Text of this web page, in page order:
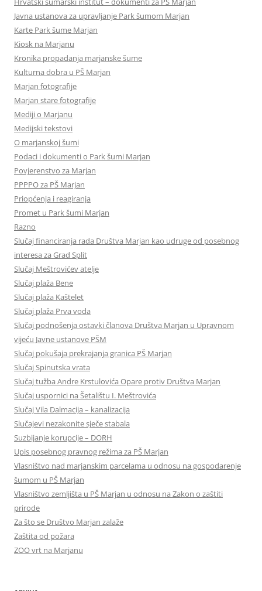
Javna ustanova za upravljanje Park šumom Marjan
Karte Park šume Marjan
Kiosk na Marjanu
Kronika propadanja marjanske šume
Kulturna dobra u PŠ Marjan
Marjan fotografije
Marjan stare fotografije
Mediji o Marjanu
Medijski tekstovi
O marjanskoj šumi
Podaci i dokumenti o Park šumi Marjan
Povjerenstvo za Marjan
PPPPO za PŠ Marjan
Priopćenja i reagiranja
Promet u Park šumi Marjan
Razno
Slučaj financiranja rada Društva Marjan kao udruge od posebnog
interesa za Grad Split
Slučaj Meštrovićev atelje
Slučaj plaža Bene
Slučaj plaža Kaštelet
Slučaj plaža Prva voda
Slučaj podnošenja ostavki članova Društva Marjan u Upravnom
vijeću Javne ustanove PŠM
Slučaj pokušaja prekrajanja granica PŠ Marjan
Slučaj Spinutska vrata
Slučaj tužba Andre Krstulovića Opare protiv Društva Marjan
Slučaj uspornici na Šetalištu I. Meštrovića
Slučaj Vila Dalmacija – kanalizacija
Slučajevi nezakonite sječe stabala
Suzbijanje korupcije – DORH
Upis posebnog pravnog režima za PŠ Marjan
Vlasništvo nad marjanskim parcelama u odnosu na gospodarenje
šumom u PŠ Marjan
Vlasništvo zemljišta u PŠ Marjan u odnosu na Zakon o zaštiti
prirode
Za što se Društvo Marjan zalaže
Zaštita od požara
ZOO vrt na Marjanu